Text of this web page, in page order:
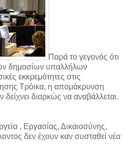
Παρά το γεγονός ότι
δημοσίων υπαλλήλων
εκκρεμότητες στις
Τρόικα, η απομάκρυνση
διαρκώς να αναβάλλεται.
, Εργασίας, Δικαιοσύνης,
δεν έχουν καν συσταθεί νέα